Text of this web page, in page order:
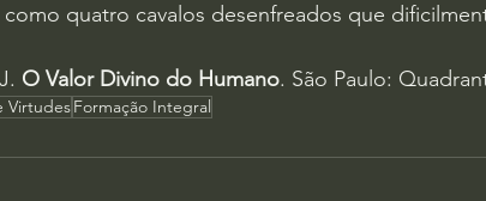
quatro cavalos desenfreados que
O Valor Divino do Humano. São Paulo:
VirtudesFormação Integral